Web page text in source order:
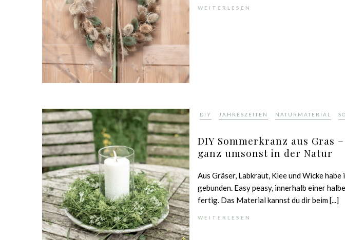
WEITERLESEN
DIY JAHRESZEITEN NATURMATERIAL
DIY Sommerkranz aus Gras
ganz umsonst in der Natur
Aus Gräser, Labkraut, Klee und Wicke
gebunden. Easy peasy, innerhalb einer
fertig. Das Material kannst du dir beim [...]
WEITERLESEN